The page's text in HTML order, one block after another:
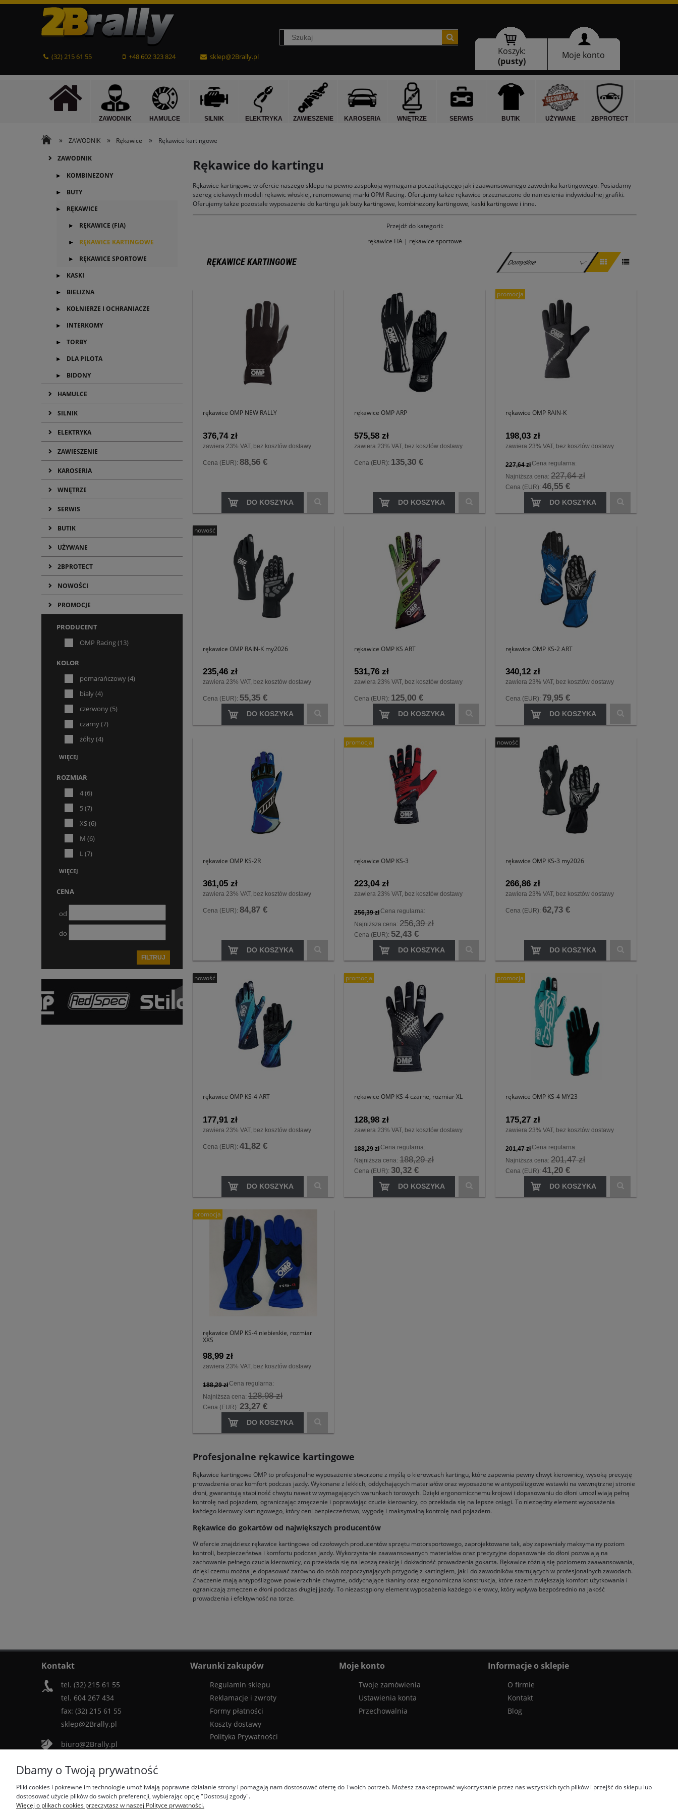
(32) 215 61 55 +48 602 323 824 sklep@2Brally.pl
Koszyk:
(pusty)
Moje konto
ZAWODNIK HAMULCE SILNIK ELEKTRYKA ZAWIESZENIE KAROSERIA WNĘTRZE SERWIS BUTIK UŻYWANE 2BPROTECT
» ZAWODNIK » Rękawice » Rękawice kartingowe
ZAWODNIK
KOMBINEZONY
BUTY
RĘKAWICE
RĘKAWICE (FIA)
RĘKAWICE KARTINGOWE
RĘKAWICE SPORTOWE
KASKI
BIELIZNA
KOŁNIERZE I OCHRANIACZE
INTERKOMY
TORBY
DLA PILOTA
BIDONY
HAMULCE
SILNIK
ELEKTRYKA
ZAWIESZENIE
KAROSERIA
WNĘTRZE
SERWIS
BUTIK
UŻYWANE
2BPROTECT
NOWOŚCI
PROMOCJE
PRODUCENT
OMP Racing(13)
KOLOR
pomarańczowy(4)
biały(4)
czerwony(5)
czarny(7)
żółty(4)
WIĘCEJ
ROZMIAR
4(6)
5(7)
XS(6)
M (6)
L (7)
WIĘCEJ
CENA
od
do
FILTRUJ
Rękawice do kartingu
Rękawice kartingowe w ofercie naszego sklepu na pewno zaspokoją wymagania początkującego jak i zaawansowanego zawodnika kartingowego. Posiadamy
szereg ciekawych modeli rękawic włoskiej, renomowanej marki OPM Racing. Oferujemy także rękawice przeznaczone do naniesienia indywidualnej grafiki.
Oferujemy także pozostałe wyposażenie do kartingu jak buty kartingowe, kombinezony kartingowe, kaski kartingowe i inne.
Przejdź do kategorii:
rękawice FIA | rękawice sportowe
RĘKAWICE KARTINGOWE
rękawice OMP NEW RALLY
376,74 zł
zawiera 23% VAT, bez kosztów dostawy
Cena (EUR): 88,56 €
DO KOSZYKA
rękawice OMP ARP
575,58 zł
zawiera 23% VAT, bez kosztów dostawy
Cena (EUR): 135,30 €
DO KOSZYKA
rękawice OMP RAIN-K
198,03 zł
zawiera 23% VAT, bez kosztów dostawy
Cena regularna:
227,64 zł
Najniższa cena: 227,64 zł
Cena (EUR): 46,55 €
DO KOSZYKA
promocja
rękawice OMP RAIN-K my2026
235,46 zł
zawiera 23% VAT, bez kosztów dostawy
Cena (EUR): 55,35 €
DO KOSZYKA
nowość
rękawice OMP KS ART
531,76 zł
zawiera 23% VAT, bez kosztów dostawy
Cena (EUR): 125,00 €
DO KOSZYKA
rękawice OMP KS-2 ART
340,12 zł
zawiera 23% VAT, bez kosztów dostawy
Cena (EUR): 79,95 €
DO KOSZYKA
rękawice OMP KS-2R
361,05 zł
zawiera 23% VAT, bez kosztów dostawy
Cena (EUR): 84,87 €
DO KOSZYKA
rękawice OMP KS-3
223,04 zł
zawiera 23% VAT, bez kosztów dostawy
Cena regularna:
256,39 zł
Najniższa cena: 256,39 zł
Cena (EUR): 52,43 €
DO KOSZYKA
promocja
rękawice OMP KS-3 my2026
266,86 zł
zawiera 23% VAT, bez kosztów dostawy
Cena (EUR): 62,73 €
DO KOSZYKA
nowość
rękawice OMP KS-4 ART
177,91 zł
zawiera 23% VAT, bez kosztów dostawy
Cena (EUR): 41,82 €
DO KOSZYKA
nowość
rękawice OMP KS-4 czarne, rozmiar XL
128,98 zł
zawiera 23% VAT, bez kosztów dostawy
Cena regularna:
188,29 zł
Najniższa cena: 188,29 zł
Cena (EUR): 30,32 €
DO KOSZYKA
promocja
rękawice OMP KS-4 MY23
175,27 zł
zawiera 23% VAT, bez kosztów dostawy
Cena regularna:
201,47 zł
Najniższa cena: 201,47 zł
Cena (EUR): 41,20 €
DO KOSZYKA
promocja
rękawice OMP KS-4 niebieskie, rozmiar
XXS
98,99 zł
zawiera 23% VAT, bez kosztów dostawy
Cena regularna:
188,29 zł
Najniższa cena: 128,98 zł
Cena (EUR): 23,27 €
DO KOSZYKA
promocja
Profesjonalne rękawice kartingowe
Rękawice kartingowe OMP to profesjonalne wyposażenie stworzone z myślą o kierowcach kartingu, które zapewnia pewny chwyt kierownicy, wysoką precyzję
prowadzenia oraz komfort podczas jazdy. Wykonane z lekkich, oddychających materiałów oraz wyposażone w antypoślizgowe wstawki na wewnętrznej stronie
dłoni, gwarantują stabilność chwytu nawet w wymagających warunkach torowych. Dzięki ergonomicznemu krojowi i dopasowaniu do dłoni umożliwiają pełną
kontrolę nad pojazdem, ograniczając zmęczenie i poprawiając czucie kierownicy, co przekłada się na lepsze osiągi. To niezbędny element wyposażenia
każdego kierowcy kartingowego, który ceni bezpieczeństwo, wygodę i maksymalną kontrolę nad pojazdem.
Rękawice do gokartów od największych producentów
W ofercie znajdziesz rękawice kartingowe od czołowych producentów sprzętu motorsportowego, zaprojektowane tak, aby zapewniały maksymalny poziom
kontroli, bezpieczeństwa i komfortu podczas jazdy. Wykorzystanie zaawansowanych materiałów oraz precyzyjne dopasowanie do dłoni pozwalają na
zachowanie pełnego czucia kierownicy, co przekłada się na lepszą reakcję i dokładność prowadzenia gokarta. Rękawice różnią się poziomem zaawansowania,
dzięki czemu można je dopasować zarówno do osób rozpoczynających przygodę z kartingiem, jak i do zawodników startujących w profesjonalnych zawodach.
Znaczenie mają antypoślizgowe powierzchnie chwytne, oddychające tkaniny oraz ergonomiczna konstrukcja, które razem zwiększają komfort użytkowania i
ograniczają zmęczenie dłoni podczas długiej jazdy. To niezastąpiony element wyposażenia każdego kierowcy, który wpływa bezpośrednio na jakość
prowadzenia i efektywność na torze.
Kontakt
tel. (32) 215 61 55
tel. 604 267 434
fax: (32) 215 61 55
sklep@2Brally.pl
biuro@2Brally.pl
Warunki zakupów
Regulamin sklepu
Reklamacje i zwroty
Formy płatności
Koszty dostawy
Polityka Prywatności
Moje konto
Twoje zamówienia
Ustawienia konta
Przechowalnia
Informacje o sklepie
O firmie
Kontakt
Blog
Dbamy o Twoją prywatność
Pliki cookies i pokrewne im technologie umożliwiają poprawne działanie strony i pomagają nam dostosować ofertę do Twoich potrzeb. Możesz zaakceptować wykorzystanie przez nas wszystkich tych plików i przejść do sklepu lub
dostosować użycie plików do swoich preferencji, wybierając opcję "Dostosuj zgody".
Więcej o plikach cookies przeczytasz w naszej Polityce prywatności.